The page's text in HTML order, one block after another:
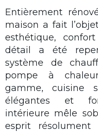
Entièrement
maison a fait
esthétique,
détail a été
système de
pompe à
gamme, cuisine
élégantes et
intérieure mêle
esprit résolument